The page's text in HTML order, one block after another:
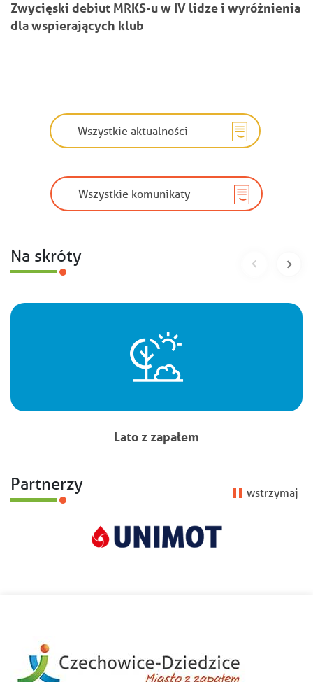
Zwycięski debiut MRKS-u w IV lidze i wyróżnienia
dla wspierających klub
Wszystkie aktualności
Wszystkie komunikaty
Na skróty
Lato z zapałem
Partnerzy wstrzymaj